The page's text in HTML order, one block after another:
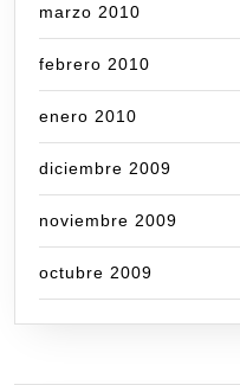
marzo 2010
febrero 2010
enero 2010
diciembre 2009
noviembre 2009
octubre 2009